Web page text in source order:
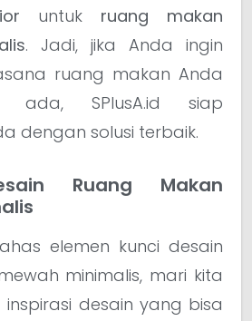
untuk ruang makan
. Jadi, jika Anda ingin
ruang makan Anda
ada, SPlusA.id siap
dengan solusi terbaik.
Ruang Makan
elemen kunci desain
minimalis, mari kita
desain yang bisa